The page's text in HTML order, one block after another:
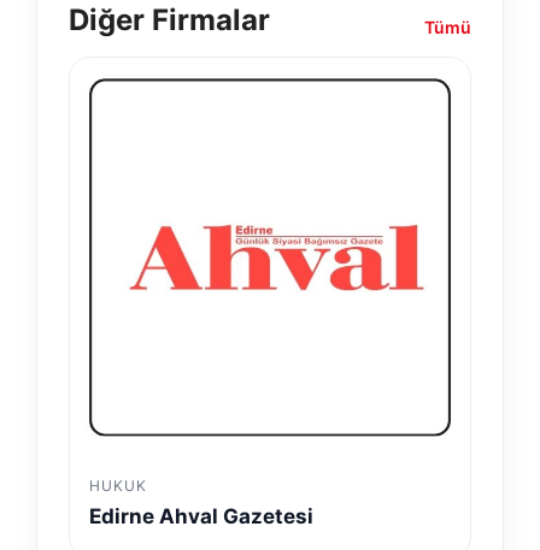
Diğer Firmalar Tümü
HUKUK
Edirne Ahval Gazetesi